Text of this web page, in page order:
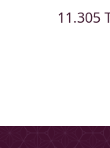
11.305